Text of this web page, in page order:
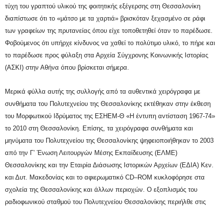
τύχη του γραπτού υλικού της φοιτητικής εξέγερσης στη Θεσσαλονίκη
διαπίστωσε ότι το «μάτσο με τα χαρτιά» βρισκόταν ξεχασμένο σε ράφι
των γραφείων της πρυτανείας όπου είχε τοποθετηθεί όταν το παρέδωσε.
Φοβούμενος ότι υπήρχε κίνδυνος να χαθεί το πολύτιμο υλικό, το πήρε και
το παρέδωσε προς φύλαξη στα Αρχεία Σύγχρονης Κοινωνικής Ιστορίας
(ΑΣΚΙ) στην Αθήνα όπου βρίσκεται σήμερα.
Μερικά φύλλα αυτής της συλλογής από τα αυθεντικά χειρόγραφα με
συνθήματα του Πολυτεχνείου της Θεσσαλονίκης εκτέθηκαν στην έκθεση
του Μορφωτικού Ιδρύματος της ΕΣΗΕΜ-Θ «Η έντυπη αντίσταση 1967-74»
το 2010 στη Θεσσαλονίκη. Επίσης, τα χειρόγραφα συνθήματα και
μηνύματα του Πολυτεχνείου της Θεσσαλονίκης ψηφειοποιήθηκαν το 2003
από την Γ’ Ένωση Λειτουργών Μέσης Εκπαίδευσης (ΕΛΜΕ)
Θεσσαλονίκης και την Εταιρία Διάσωσης Ιστορικών Αρχείων (ΕΔΙΑ) Κεν.
και Δυτ. Μακεδονίας και το αφιερωματικό CD–ROM κυκλοφόρησε στα
σχολεία της Θεσσαλονίκης και άλλων περιοχών. Ο εξοπλισμός του
ραδιοφωνικού σταθμού του Πολυτεχνείου Θεσσαλονίκης περιήλθε στις